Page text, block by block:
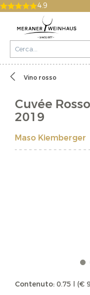
4.9
Vino rosso
Cuvée
2019
Maso Kiemberger
Contenuto: 0.75 l (€